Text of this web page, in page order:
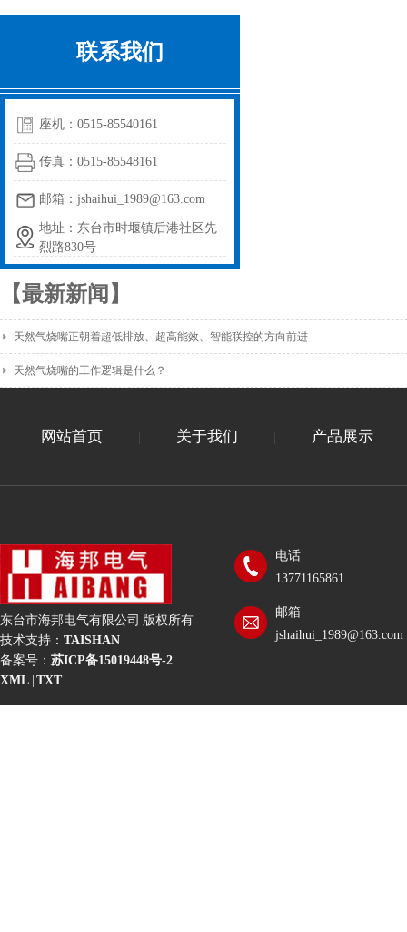
联系我们
座机：0515-85540161
传真：0515-85548161
邮箱：jshaihui_1989@163.com
地址：东台市时堰镇后港社区先
烈路830号
【最新新闻】
天然气烧嘴正朝着超低排放、超高能效、智能联控的方向前进
天然气烧嘴的工作逻辑是什么？
网站首页 关于我们 产品展示
东台市海邦电气有限公司 版权所有
技术支持： TAISHAN
备案号： 苏ICP备15019448号-2
XML TXT
电话
13771165861
邮箱
jshaihui_1989@163.com